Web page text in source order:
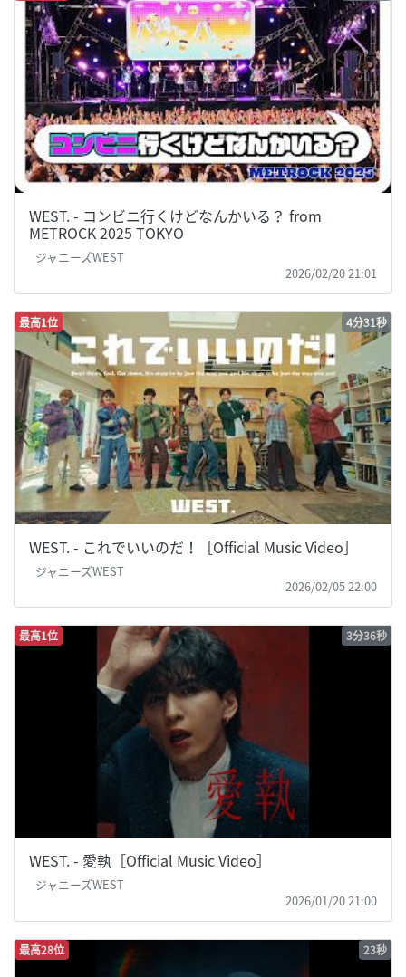
WEST. - コンビニ行くけどなんかいる？ from
METROCK 2025 TOKYO
ジャニーズWEST
2026/02/20 21:01
最高1位 4分31秒
WEST. - これでいいのだ！［Official Music Video］
ジャニーズWEST
2026/02/05 22:00
最高1位 3分36秒
WEST. - 愛執［Official Music Video］
ジャニーズWEST
2026/01/20 21:00
最高28位 23秒